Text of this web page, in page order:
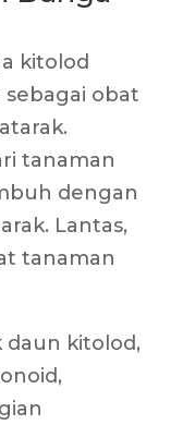
kitolod
sebagai obat
tanaman
dengan
Lantas,
tanaman
daun kitolod,